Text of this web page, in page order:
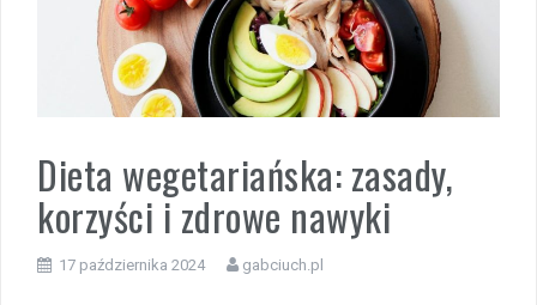
Dieta wegetariańska: zasady,
korzyści i zdrowe nawyki
17 października 2024 gabciuch.pl